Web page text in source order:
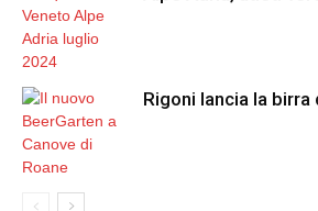
Rigoni lancia la birra